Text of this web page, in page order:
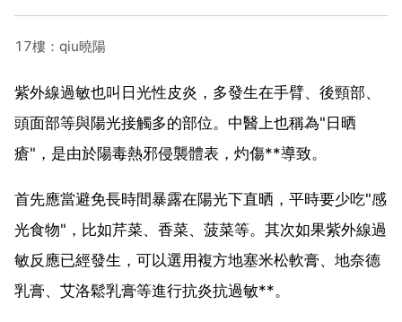
17樓：qiu曉陽
紫外線過敏也叫日光性皮炎，多發生在手臂、後頸部、
頭面部等與陽光接觸多的部位。中醫上也稱為"日晒
瘡"，是由於陽毒熱邪侵襲體表，灼傷**導致。
首先應當避免長時間暴露在陽光下直晒，平時要少吃"感
光食物"，比如芹菜、香菜、菠菜等。其次如果紫外線過
敏反應已經發生，可以選用複方地塞米松軟膏、地奈德
乳膏、艾洛鬆乳膏等進行抗炎抗過敏**。